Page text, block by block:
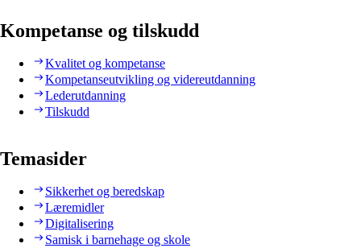
Kompetanse og tilskudd
Kvalitet og kompetanse
Kompetanseutvikling og videreutdanning
Lederutdanning
Tilskudd
Temasider
Sikkerhet og beredskap
Læremidler
Digitalisering
Samisk i barnehage og skole